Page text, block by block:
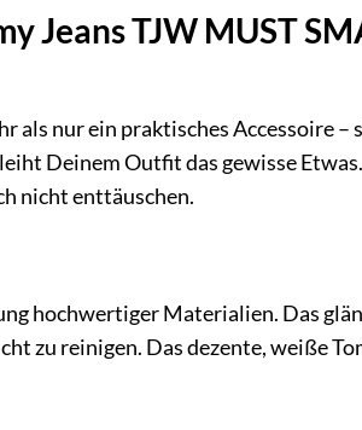
Jeans TJW MUST
als nur ein praktisches Accessoire
Deinem Outfit das gewisse
nicht enttäuschen.
hochwertiger Materialien. Das
zu reinigen. Das dezente, weiße